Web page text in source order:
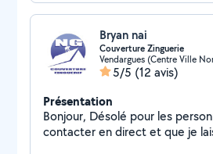
Bryan nai
Couverture Zinguerie
Vendargues (Centre Ville
5/5 (12 avis)
Présentation
Bonjour, Désolé pour les personnes qui viennent me
contacter en direct et que je